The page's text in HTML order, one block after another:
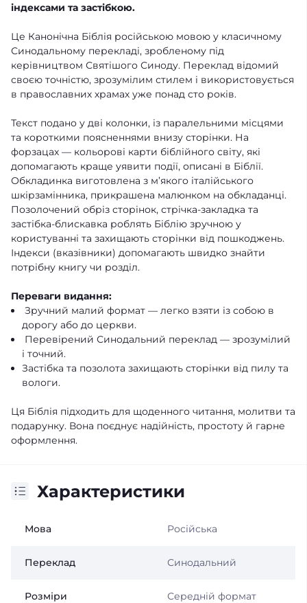
індексами та застібкою.
Це Канонічна Біблія російською мовою у класичному
Синодальному перекладі, зробленому під
керівництвом Святішого Синоду. Переклад відомий
своєю точністю, зрозумілим стилем і використовується
в православних храмах уже понад сто років.
Текст подано у дві колонки, із паралельними місцями
та короткими поясненнями внизу сторінки. На
форзацах — кольорові карти біблійного світу, які
допомагають краще уявити події, описані в Біблії.
Обкладинка виготовлена з м’якого італійського
шкірзамінника, прикрашена малюнком на обкладанці.
Позолочений обріз сторінок, стрічка-закладка та
застібка-блискавка роблять Біблію зручною у
користуванні та захищають сторінки від пошкоджень.
Індекси (вказівники) допомагають швидко знайти
потрібну книгу чи розділ.
Переваги видання:
Зручний малий формат — легко взяти із собою в
дорогу або до церкви.
Перевірений Синодальний переклад — зрозумілий
і точний.
Застібка та позолота захищають сторінки від пилу та
вологи.
Ця Біблія підходить для щоденного читання, молитви та
подарунку. Вона поєднує надійність, простоту й гарне
оформлення.
Характеристики
Мова Російська
Переклад Синодальний
Розміри
Середній формат